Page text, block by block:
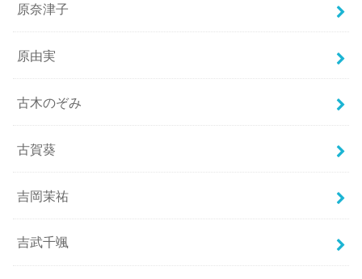
原奈津子
原由実
古木のぞみ
古賀葵
吉岡茉祐
吉武千颯